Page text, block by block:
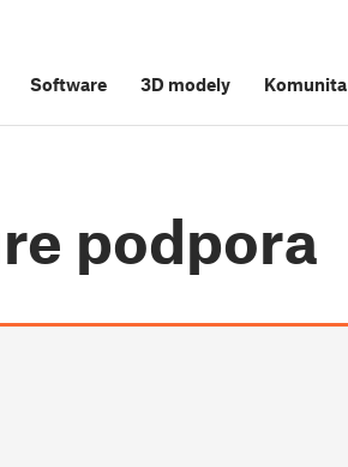
Software 3D modely Komunita
podpora